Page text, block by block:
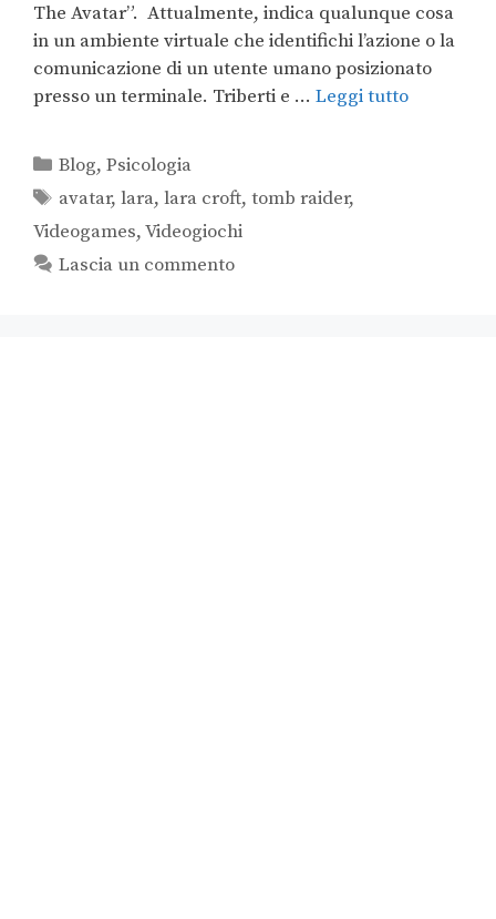
The Avatar”. Attualmente, indica qualunque cosa
in un ambiente virtuale che identifichi l’azione o la
comunicazione di un utente umano posizionato
presso un terminale. Triberti e … Leggi tutto
Blog,Psicologia
avatar,lara,lara croft,tomb raider,
Videogames,Videogiochi
Lascia un commento